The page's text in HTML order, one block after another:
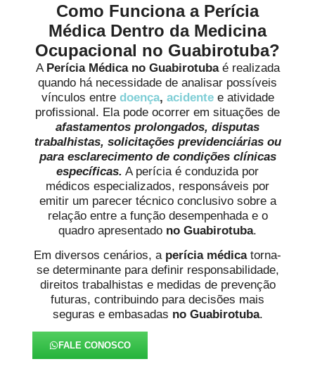
Como Funciona a Perícia
Médica Dentro da Medicina
Ocupacional no Guabirotuba?
A Perícia Médica no Guabirotubaé realizada
quando há necessidade de analisar possíveis
vínculos entre doença, acidentee atividade
profissional. Ela pode ocorrer em situações de
afastamentos prolongados, disputas
trabalhistas, solicitações previdenciárias ou
para esclarecimento de condições clínicas
específicas. A perícia é conduzida por
médicos especializados, responsáveis por
emitir um parecer técnico conclusivo sobre a
relação entre a função desempenhada e o
quadro apresentado no Guabirotuba.
Em diversos cenários, a perícia médicatorna-
se determinante para definir responsabilidade,
direitos trabalhistas e medidas de prevenção
futuras, contribuindo para decisões mais
seguras e embasadas no Guabirotuba.
FALE CONOSCO